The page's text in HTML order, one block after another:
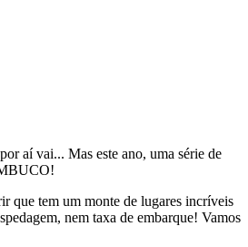
aí vai... Mas este ano, uma série de
que tem um monte de lugares incríveis
nem taxa de embarque! Vamos